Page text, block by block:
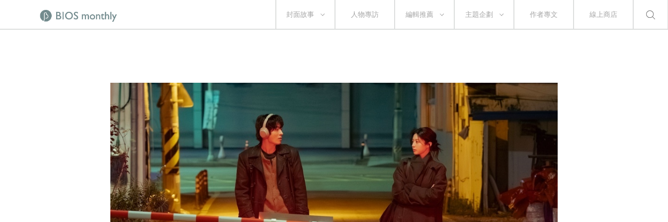
封面故事 人物專訪 編輯推薦 主題企劃 作者專文 線上商店